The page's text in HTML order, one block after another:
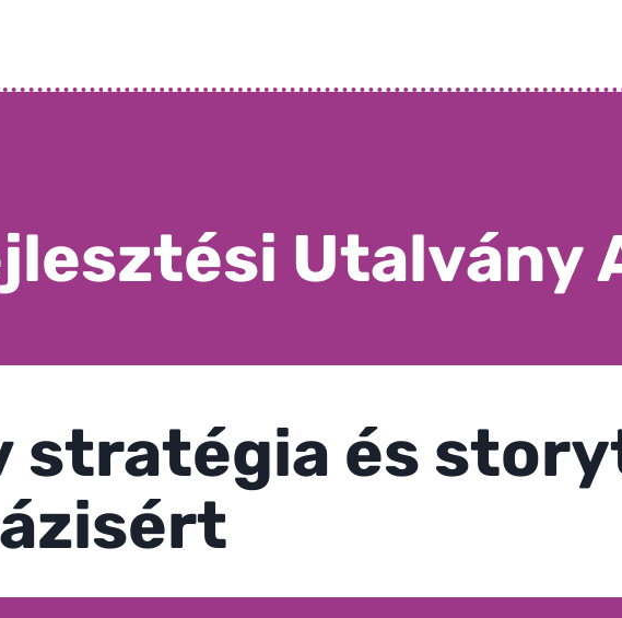
Utalvány
stratégia és